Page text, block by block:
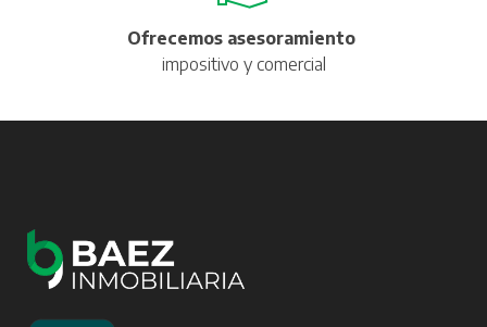
Ofrecemos asesoramiento
impositivo y comercial